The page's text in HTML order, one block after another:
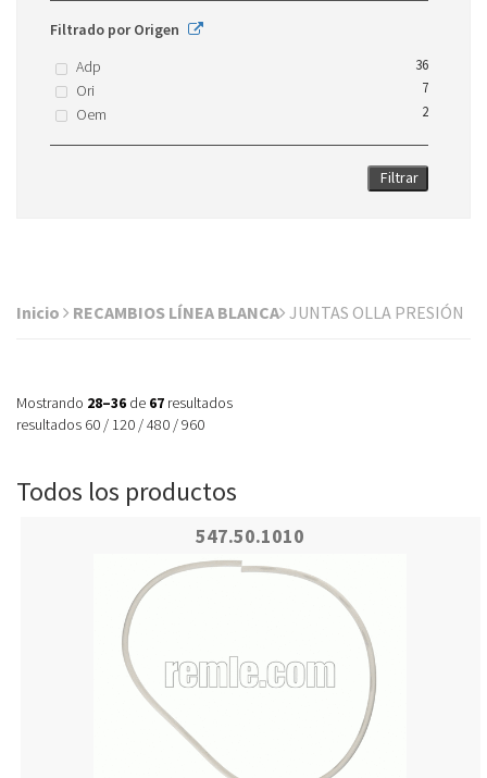
Filtrado por Origen
Adp
36
Ori 7
Oem 2
Filtrar
Inicio RECAMBIOS LÍNEA BLANCA JUNTAS OLLA PRESIÓN
Mostrando 28–36 de 67 resultados
resultados 60 / 120 /480 /960
Todos los productos
547.50.1010